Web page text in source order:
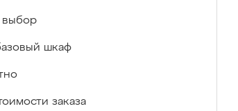
выбор
шкаф
заказа